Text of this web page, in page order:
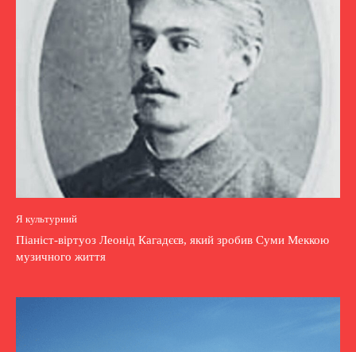
Я культурний
Піаніст-віртуоз Леонід Кагадєєв, який зробив Суми Меккою
музичного життя